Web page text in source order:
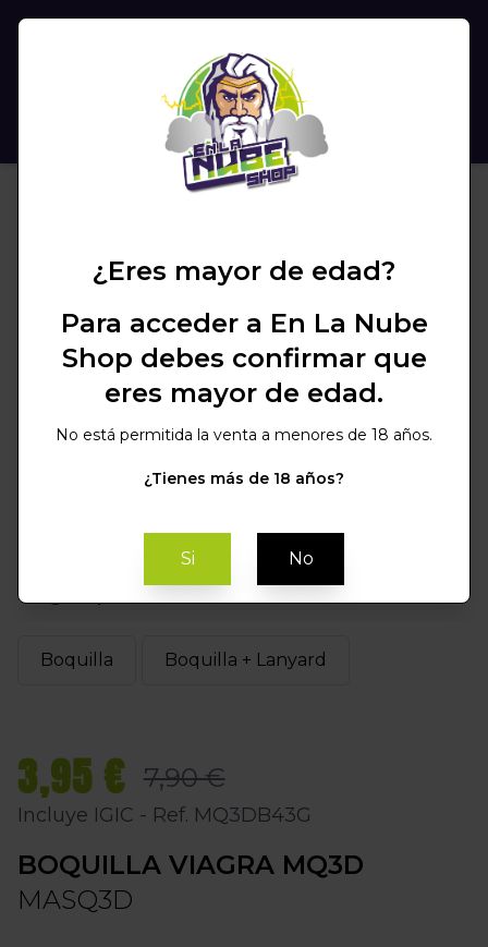
Elegir Opción
Boquilla Boquilla + Lanyard
3,95 € 7,90 €
Incluye IGIC - Ref. MQ3DB43G
BOQUILLA VIAGRA MQ3D
MASQ3D
¿Eres mayor de edad?
Para acceder a En La Nube
Shop debes confirmar que
eres mayor de edad.
No está permitida la venta a menores de 18 años.
¿Tienes más de 18 años?
Si No